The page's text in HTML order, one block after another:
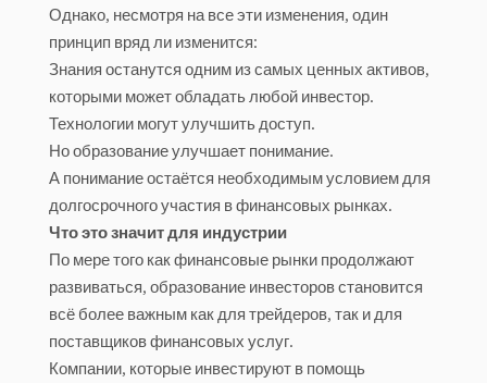
Однако, несмотря на все эти изменения, один
принцип вряд ли изменится:
Знания останутся одним из самых ценных активов,
которыми может обладать любой инвестор.
Технологии могут улучшить доступ.
Но образование улучшает понимание.
А понимание остаётся необходимым условием для
долгосрочного участия в финансовых рынках.
Что это значит для индустрии
По мере того как финансовые рынки продолжают
развиваться, образование инвесторов становится
всё более важным как для трейдеров, так и для
поставщиков финансовых услуг.
Компании, которые инвестируют в помощь